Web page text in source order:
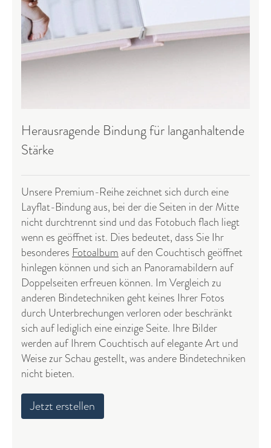
Herausragende Bindung für langanhaltende
Stärke
Unsere Premium-Reihe zeichnet sich durch eine
Layflat-Bindung aus, bei der die Seiten in der Mitte
nicht durchtrennt sind und das Fotobuch flach liegt
wenn es geöffnet ist. Dies bedeutet, dass Sie Ihr
besonderes Fotoalbumauf den Couchtisch geöffnet
hinlegen können und sich an Panoramabildern auf
Doppelseiten erfreuen können. Im Vergleich zu
anderen Bindetechniken geht keines Ihrer Fotos
durch Unterbrechungen verloren oder beschränkt
sich auf lediglich eine einzige Seite. Ihre Bilder
werden auf Ihrem Couchtisch auf elegante Art und
Weise zur Schau gestellt, was andere Bindetechniken
nicht bieten.
Jetzt erstellen